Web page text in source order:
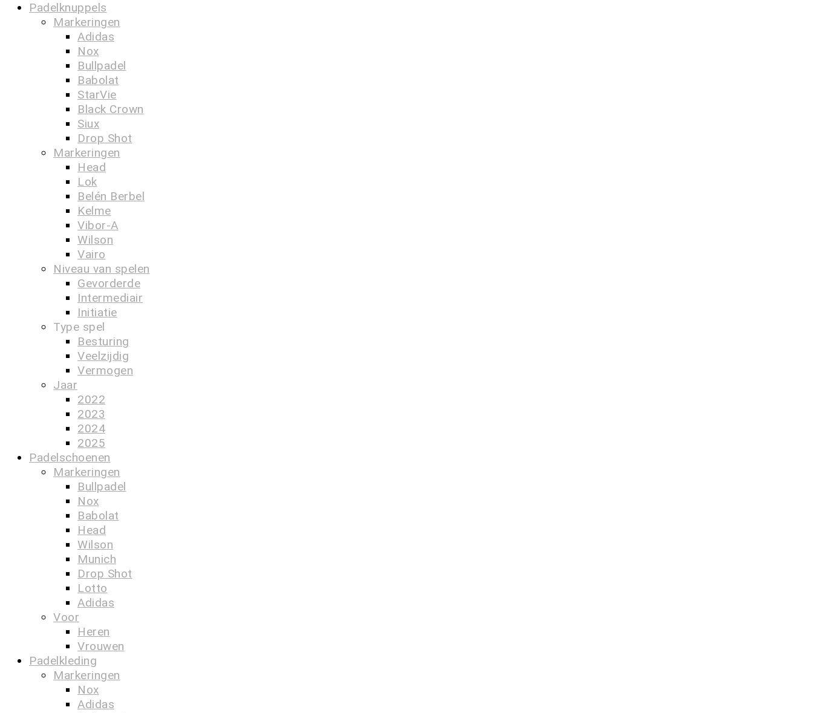
Padelknuppels
Markeringen
Adidas
Nox
Bullpadel
Babolat
StarVie
Black Crown
Siux
Drop Shot
Markeringen
Head
Lok
Belén Berbel
Kelme
Vibor-A
Wilson
Vairo
Niveau van spelen
Gevorderde
Intermediair
Initiatie
Type spel
Besturing
Veelzijdig
Vermogen
Jaar
2022
2023
2024
2025
Padelschoenen
Markeringen
Bullpadel
Nox
Babolat
Head
Wilson
Munich
Drop Shot
Lotto
Adidas
Voor
Heren
Vrouwen
Padelkleding
Markeringen
Nox
Adidas